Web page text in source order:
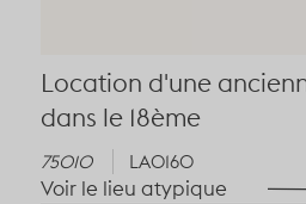
Location d'une
dans le 18ème
75010 LA0160
Voir le lieu atypique